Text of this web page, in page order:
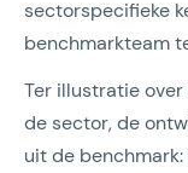
sectorspecifieke
benchmarkteam
Ter illustratie
de sector, de
uit de